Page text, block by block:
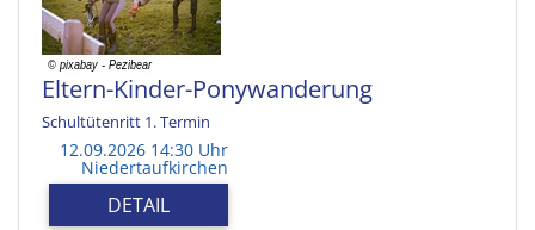
Eltern-Kinder-Ponywanderung
Schultütenritt 1. Termin
12.09.2026 14:30 Uhr
Niedertaufkirchen
DETAIL